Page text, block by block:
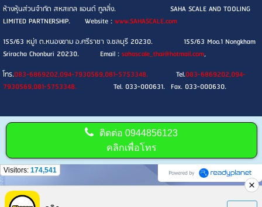
ห้างหุ้นส่วนจำกัด สหสเกล แอนด์ ทูลลิ่ง. SAHA SCALE AND TOOLING
LIMITED PARTNERSHIP. Website :www.SAHASCALE.com
155/63 หมู่1 ต.หนองขาม อ.ศรีราชา จ.ชลบุรี 20230. 155/63 Moo.1 Nongkham
Sriracha Chonburi 20230. Email :sahascale_thai@hotmail.com,
โทร.083-6869202,094-7930569,081-5753348. Tel.083-6869202,094-
7930569,081-5753348. Tel. 033-000631. Fax. 033-000630.
ติดต่อ0944856123
คลิกเพื่อโทร
Visitors: 174,541